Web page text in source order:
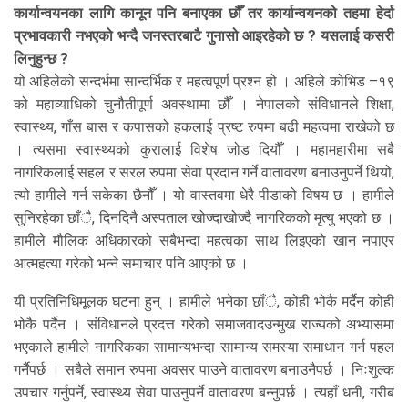
कार्यान्वयनका लागि कानून पनि बनाएका छौँ तर कार्यान्वयनको तहमा हेर्दा
प्रभावकारी नभएको भन्दै जनस्तरबाटै गुनासो आइरहेको छ ? यसलाई कसरी
लिनुहुन्छ ?
यो अहिलेको सन्दर्भमा सान्दर्भिक र महत्वपूर्ण प्रश्न हो । अहिले कोभिड –१९
को महाव्याधिको चुनौतीपूर्ण अवस्थामा छौँ । नेपालको संविधानले शिक्षा,
स्वास्थ्य, गाँस बास र कपासको हकलाई प्रष्ट रुपमा बढी महत्वमा राखेको छ
। त्यसमा स्वास्थ्यको कुरालाई विशेष जोड दियौँ । महामहारीमा सबै
नागरिकलाई सहल र सरल रुपमा सेवा प्रदान गर्ने वातावरण बनाउनुपर्ने थियो,
त्यो हामीले गर्न सकेका छैनौँ । यो वास्तवमा धेरै पीडाको विषय छ । हामीले
सुनिरहेका छाँै, दिनदिनै अस्पताल खोज्दाखोज्दै नागरिकको मृत्यु भएको छ ।
हामीले मौलिक अधिकारको सबैभन्दा महत्वका साथ लिइएको खान नपाएर
आत्महत्या गरेको भन्ने समाचार पनि आएको छ ।
यी प्रतिनिधिमूलक घटना हुन् । हामीले भनेका छाँै, कोही भोकै मर्दैन कोही
भोकै पर्दैन । संविधानले प्रदत्त गरेको समाजवादउन्मुख राज्यको अभ्यासमा
भएकाले हामीले नागरिकका सामान्यभन्दा सामान्य समस्या समाधान गर्न पहल
गर्नैपर्छ । सबैले समान रुपमा अवसर पाउने वातावरण बनाउनैपर्छ । निःशुल्क
उपचार गर्नुपर्ने, स्वास्थ्य सेवा पाउनुपर्ने वातावरण बन्नुपर्छ । त्यहाँ धनी, गरीब